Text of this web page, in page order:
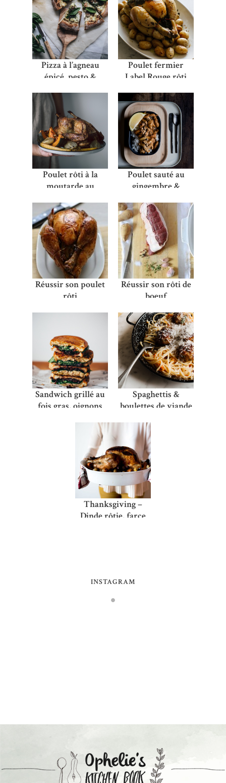
Pizza à l’agneau
épicé, pesto &
Poulet fermier
Label Rouge rôti
Poulet rôti à la
moutarde au
fumé – découverte
de la Boutique
Maille Paris
Poulet sauté au
gingembre &
Réussir son poulet
rôti
Réussir son rôti de
boeuf
Sandwich grillé au
fois gras, oignons
Spaghettis &
boulettes de viande
Petit Verdot
Thanksgiving –
Dinde rôtie, farce
INSTAGRAM